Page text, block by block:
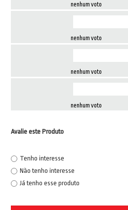
nenhum voto
nenhum voto
nenhum voto
nenhum voto
Avalie este Produto
Tenho interesse
Não tenho interesse
Já tenho esse produto